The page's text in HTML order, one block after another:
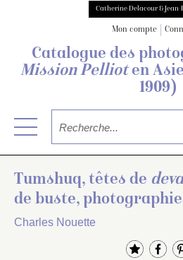
Catherine Delacour & Jean-
Mon compte
Catalogue des
Mission Pellioten
1909)
Tumshuq, têtes de
de buste,
Tumshuq
Charles Nouette